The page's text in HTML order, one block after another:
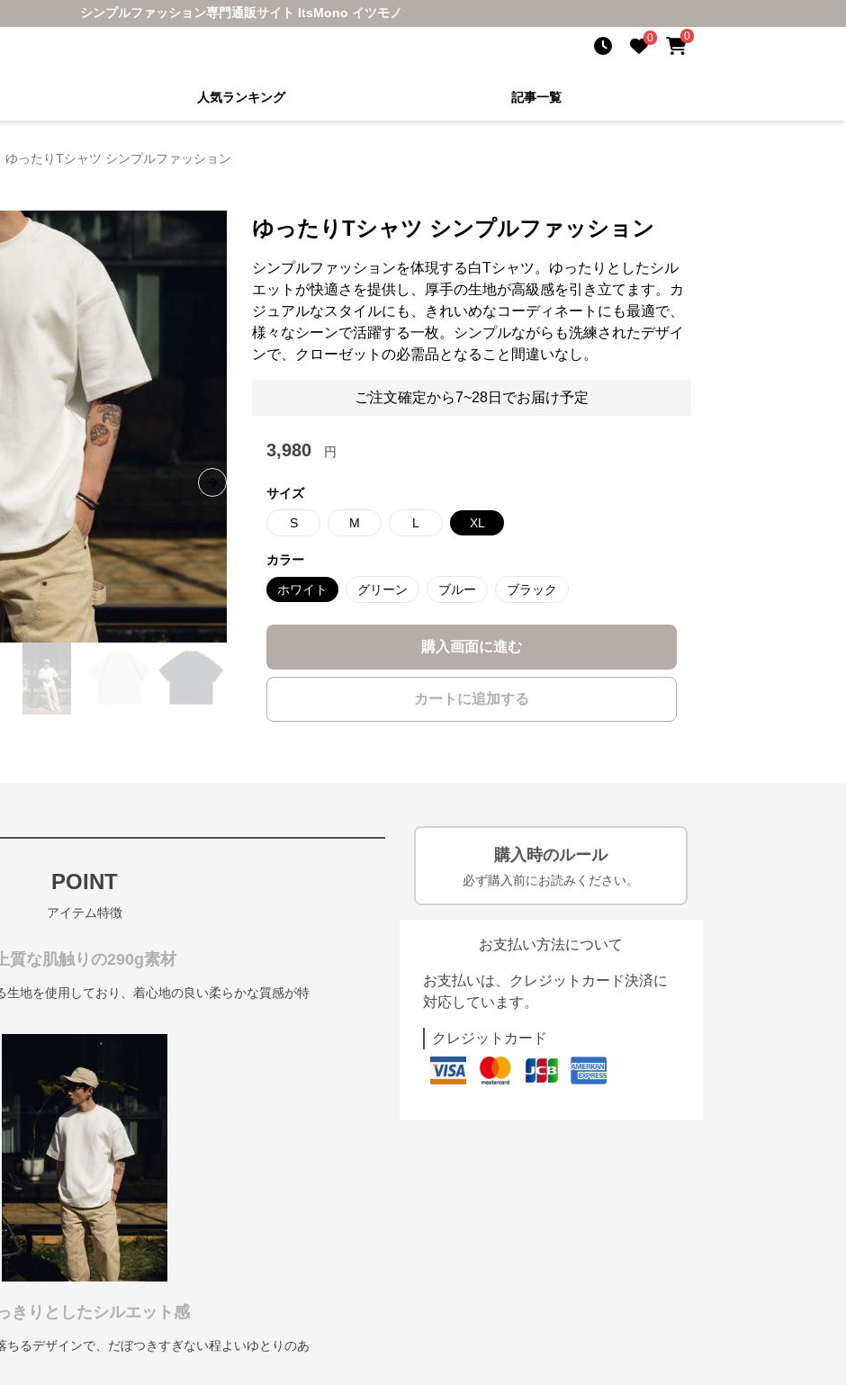
シンプルファッション専門通販サイト ItsMono イツモノ
0 0
人気ランキング 記事一覧
ゆったりTシャツ シンプルファッション
Next slide
ゆったりTシャツ シンプルファッション
シンプルファッションを体現する白Tシャツ。ゆったりとしたシル
エットが快適さを提供し、厚手の生地が高級感を引き立てます。カ
ジュアルなスタイルにも、きれいめなコーディネートにも最適で、
様々なシーンで活躍する一枚。シンプルながらも洗練されたデザイ
ンで、クローゼットの必需品となること間違いなし。
ご注文確定から7~28日でお届け予定
3,980 円
サイズ
S M L XL
カラー
ホワイト グリーン ブルー ブラック
購入画面に進む
カートに追加する
POINT
アイテム特徴
質な肌触りの290g素材
生地を使用しており、着心地の良い柔らかな質感が特
きりとしたシルエット感
ちるデザインで、だぼつきすぎない程よいゆとりのあ
購入時のルール
必ず購入前にお読みください。
お支払い方法について
お支払いは、クレジットカード決済に
対応しています。
クレジットカード